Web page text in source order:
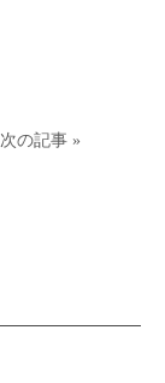
次の記事 »